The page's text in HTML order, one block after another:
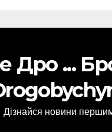
Дро ...
Дізнайся новини